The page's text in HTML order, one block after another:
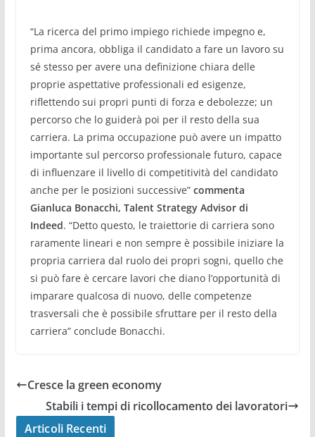
“La ricerca del primo impiego richiede impegno e,
prima ancora, obbliga il candidato a fare un lavoro su
sé stesso per avere una definizione chiara delle
proprie aspettative professionali ed esigenze,
riflettendo sui propri punti di forza e debolezze; un
percorso che lo guiderà poi per il resto della sua
carriera. La prima occupazione può avere un impatto
importante sul percorso professionale futuro, capace
di influenzare il livello di competitività del candidato
anche per le posizioni successive” commenta
Gianluca Bonacchi, Talent Strategy Advisor di
Indeed. “Detto questo, le traiettorie di carriera sono
raramente lineari e non sempre è possibile iniziare la
propria carriera dal ruolo dei propri sogni, quello che
si può fare è cercare lavori che diano l’opportunità di
imparare qualcosa di nuovo, delle competenze
trasversali che è possibile sfruttare per il resto della
carriera” conclude Bonacchi.
Cresce la green economy
Stabili i tempi di ricollocamento dei lavoratori
Articoli Recenti